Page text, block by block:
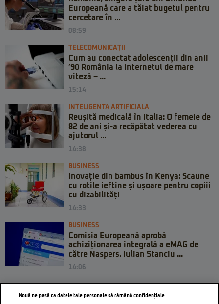
Europeană care a tăiat bugetul pentru
cercetare în ...
08:59
TELECOMUNICAȚII
Cum au conectat adolescenții din anii
’90 România la internetul de mare
viteză – ...
15:14
INTELIGENTA ARTIFICIALA
Reușită medicală în Italia: O femeie de
82 de ani și-a recăpătat vederea cu
ajutorul ...
14:38
BUSINESS
Inovație din bambus în Kenya: Scaune
cu rotile ieftine și ușoare pentru copiii
cu dizabilități
14:33
BUSINESS
Comisia Europeană aprobă
achiziționarea integrală a eMAG de
către Naspers. Iulian Stanciu ...
14:06
Nouă ne pasă ca datele tale personale să rămână confidențiale